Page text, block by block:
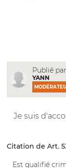
Publié par
YANN
Je suis
Citation de Art.
Est qualifié